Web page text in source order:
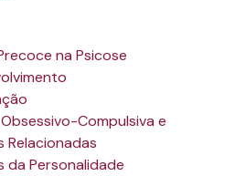
na Psicose
Compulsiva e
Relacionadas
da Personalidade